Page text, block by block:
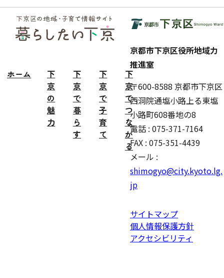
フッ
ター
ホーム
下
京
の
魅
力
下
京
で
暮
ら
す
下
京
で
子
育
て
下
京
で
つ
な
が
る
京都市下京区役所地域力
推進室
〒600-8588 京都市下京区
西洞院通塩小路上る東塩
小路町608番地の8
電話 : 075-371-7164
FAX : 075-351-4439
メール :
shimogyo@city.kyoto.lg.
jp
サイトマップ
個人情報保護方針
アクセシビリティ